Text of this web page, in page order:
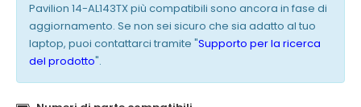
Pavilion 14-AL143TX più compatibili sono ancora in fase di
aggiornamento. Se non sei sicuro che sia adatto al tuo
laptop, puoi contattarci tramite "Supporto per la ricerca
del prodotto".